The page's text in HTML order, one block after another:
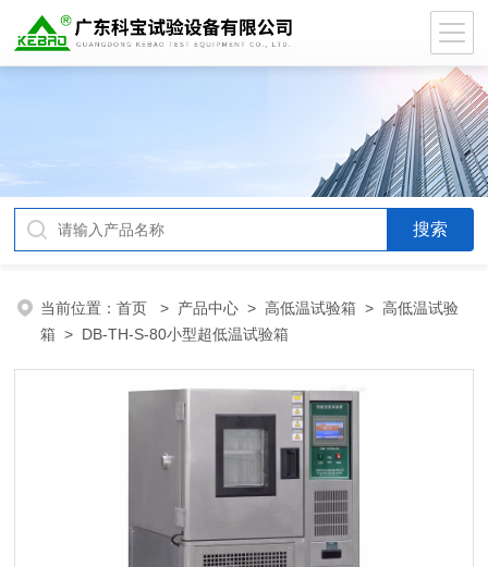
当前位置：首页 > 产品中心 >高低温试验箱 >高低温试验
箱 > DB-TH-S-80小型超低温试验箱